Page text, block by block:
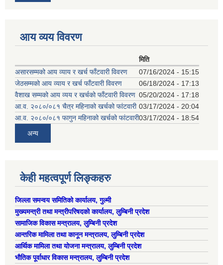
आय व्यय विवरण
मिति
असारसम्मको आय व्याय र खर्च फाँटवारी विवरण
07/16/2024 - 15:15
जेठसम्मको आय व्याय र खर्च फाँटवारी विवरण
06/18/2024 - 17:13
वैशाख सम्मको आय व्यय र खर्चको फाँटवारी विवरण 05/20/2024 - 17:18
आ.व. २०८०/०८१ चैत्र महिनाको खर्चको फांटवारी 03/17/2024 - 20:04
आ.व. २०८०/०८१ फागुन महिनाको खर्चको फांटवारी03/17/2024 - 18:54
अन्य
केही महत्वपूर्ण लिङ्कहरु
जिल्ला समन्वय समितिको कार्यालय, गुल्मी
मुख्यमन्त्री तथा मन्त्रीपरिषदको कार्यालय, लुम्बिनी प्रदेश
सामाजिक विकास मन्त्रालय, लुम्बिनी प्रदेश
आन्तरिक मामिला तथा कानून मन्त्रालय, लुम्बिनी प्रदेश
आर्थिक मामिला तथा योजना मन्त्रालय, लुम्बिनी प्रदेश
भौतिक पूर्वाधार विकास मन्त्रालय, लुम्बिनी प्रदेश